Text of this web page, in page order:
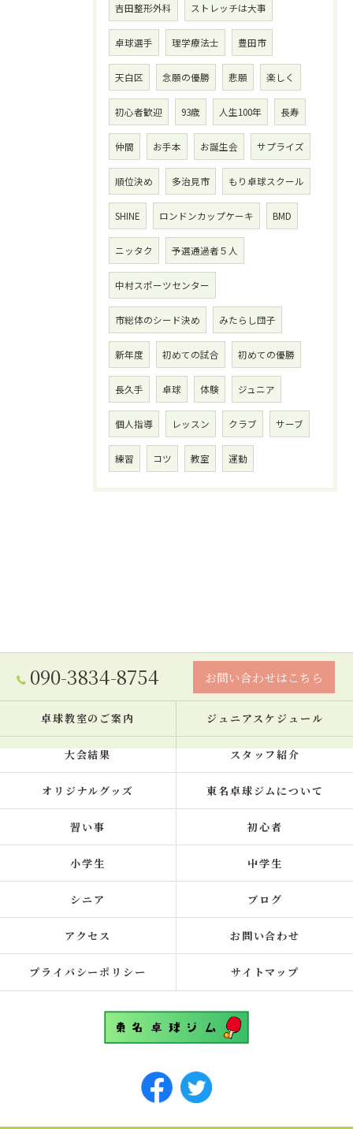
吉田整形外科 ストレッチは大事
卓球選手 理学療法士 豊田市
天白区 念願の優勝 悲願 楽しく
初心者歓迎 93歳 人生100年 長寿
仲間 お手本 お誕生会 サプライズ
順位決め 多治見市 もり卓球スクール
SHINE ロンドンカップケーキ BMD
ニッタク 予選通過者５人
中村スポーツセンター
市総体のシード決め みたらし団子
新年度 初めての試合 初めての優勝
長久手 卓球 体験 ジュニア
個人指導 レッスン クラブ サーブ
練習 コツ 教室 運動
090-3834-8754 お問い合わせはこちら
卓球教室のご案内 ジュニアスケジュール
大会結果 スタッフ紹介
オリジナルグッズ 東名卓球ジムについて
習い事 初心者
小学生 中学生
シニア ブログ
アクセス お問い合わせ
プライバシーポリシー サイトマップ